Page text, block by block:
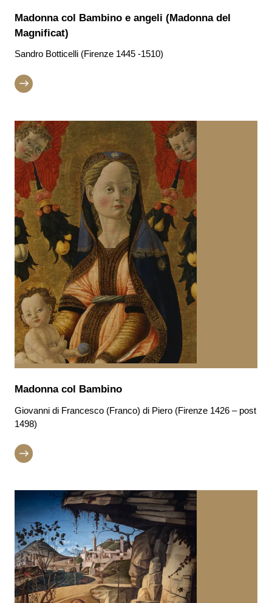
Madonna col Bambino e angeli (Madonna del
Magnificat)
Sandro Botticelli (Firenze 1445 -1510)
Madonna col Bambino
Giovanni di Francesco (Franco) di Piero (Firenze 1426 – post
1498)